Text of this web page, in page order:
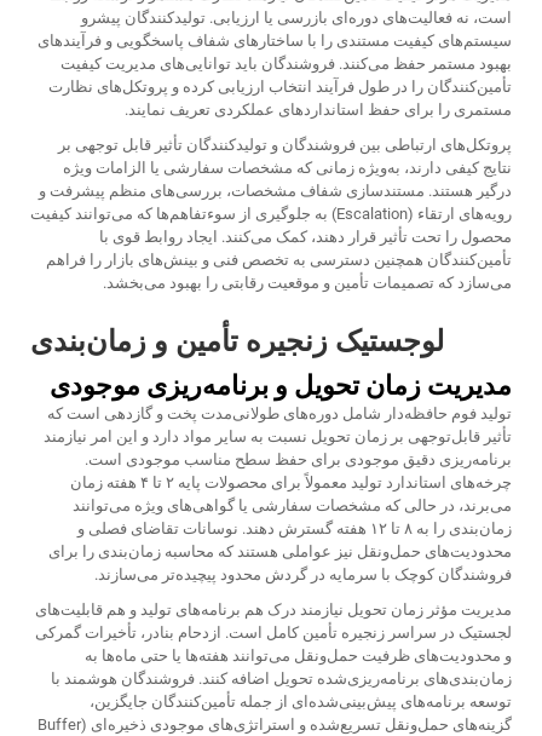
است، نه فعالیت‌های دوره‌ای بازرسی یا ارزیابی. تولیدکنندگان پیشرو
سیستم‌های کیفیت مستندی را با ساختارهای شفاف پاسخگویی و فرآیندهای
بهبود مستمر حفظ می‌کنند. فروشندگان باید توانایی‌های مدیریت کیفیت
تأمین‌کنندگان را در طول فرآیند انتخاب ارزیابی کرده و پروتکل‌های نظارت
مستمری را برای حفظ استانداردهای عملکردی تعریف نمایند.
پروتکل‌های ارتباطی بین فروشندگان و تولیدکنندگان تأثیر قابل توجهی بر
نتایج کیفی دارند، به‌ویژه زمانی که مشخصات سفارشی یا الزامات ویژه
درگیر هستند. مستندسازی شفاف مشخصات، بررسی‌های منظم پیشرفت و
رویه‌های ارتقاء (Escalation) به جلوگیری از سوءتفاهم‌ها که می‌توانند کیفیت
محصول را تحت تأثیر قرار دهند، کمک می‌کنند. ایجاد روابط قوی با
تأمین‌کنندگان همچنین دسترسی به تخصص فنی و بینش‌های بازار را فراهم
می‌سازد که تصمیمات تأمین و موقعیت رقابتی را بهبود می‌بخشد.
لوجستیک زنجیره تأمین و زمان‌بندی
مدیریت زمان تحویل و برنامه‌ریزی موجودی
تولید فوم حافظه‌دار شامل دوره‌های طولانی‌مدت پخت و گازدهی است که
تأثیر قابل‌توجهی بر زمان تحویل نسبت به سایر مواد دارد و این امر نیازمند
برنامه‌ریزی دقیق موجودی برای حفظ سطح مناسب موجودی است.
چرخه‌های استاندارد تولید معمولاً برای محصولات پایه ۲ تا ۴ هفته زمان
می‌برند، در حالی که مشخصات سفارشی یا گواهی‌های ویژه می‌توانند
زمان‌بندی را به ۸ تا ۱۲ هفته گسترش دهند. نوسانات تقاضای فصلی و
محدودیت‌های حمل‌ونقل نیز عواملی هستند که محاسبه زمان‌بندی را برای
فروشندگان کوچک با سرمایه در گردش محدود پیچیده‌تر می‌سازند.
مدیریت مؤثر زمان تحویل نیازمند درک هم برنامه‌های تولید و هم قابلیت‌های
لجستیک در سراسر زنجیره تأمین کامل است. ازدحام بنادر، تأخیرات گمرکی
و محدودیت‌های ظرفیت حمل‌ونقل می‌توانند هفته‌ها یا حتی ماه‌ها به
زمان‌بندی‌های برنامه‌ریزی‌شده تحویل اضافه کنند. فروشندگان هوشمند با
توسعه برنامه‌های پیش‌بینی‌شده‌ای از جمله تأمین‌کنندگان جایگزین،
گزینه‌های حمل‌ونقل تسریع‌شده و استراتژی‌های موجودی ذخیره‌ای (Buffer